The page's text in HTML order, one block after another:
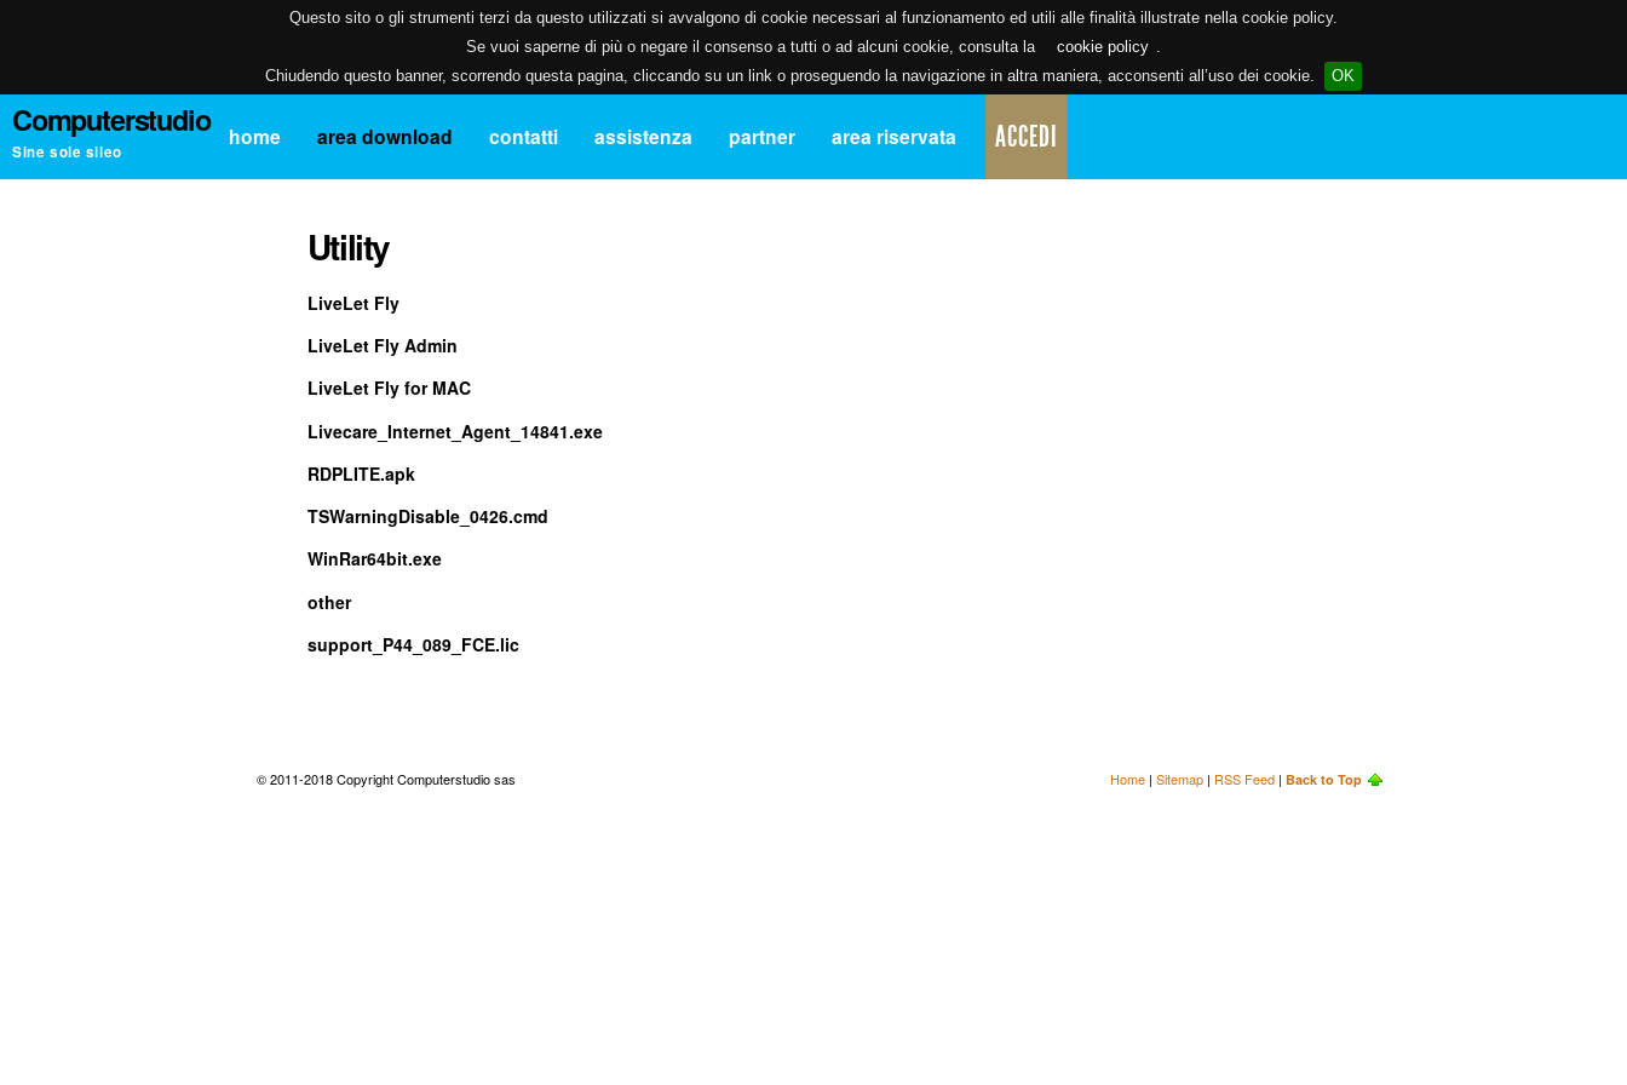
Questo sito o gli strumenti terzi da questo utilizzati si avvalgono di cookie necessari al funzionamento ed utili alle finalità illustrate nella cookie policy.
Se vuoi saperne di più o negare il consenso a tutti o ad alcuni cookie, consulta la
cookie policy .
Chiudendo questo banner, scorrendo questa pagina, cliccando su un link o proseguendo la navigazione in altra maniera, acconsenti all’uso dei cookie.
OK
Computerstudio
Sine sole sileo
home area download contatti assistenza partner area riservata ACCEDI
Utility
LiveLet Fly
LiveLet Fly Admin
LiveLet Fly for MAC
Livecare_Internet_Agent_14841.exe
RDPLITE.apk
TSWarningDisable_0426.cmd
WinRar64bit.exe
other
support_P44_089_FCE.lic
© 2011-2018 Copyright Computerstudio sas Home | Sitemap | RSS Feed | Back to Top